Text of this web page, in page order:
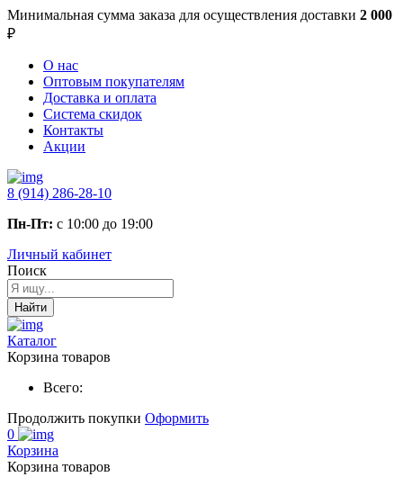
Минимальная сумма заказа для осуществления доставки 2 000
₽
О нас
Оптовым покупателям
Доставка и оплата
Система скидок
Контакты
Акции
8 (914) 286-28-10
Пн-Пт: с 10:00 до 19:00
Личный кабинет
Поиск
Найти
Каталог
Корзина товаров
Всего:
Продолжить покупки Оформить
0
Корзина
Корзина товаров